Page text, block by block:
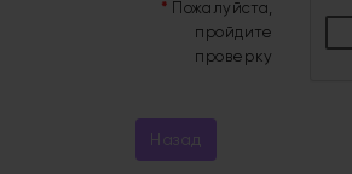
Пожалуйста,
пройдите
проверку
Назад